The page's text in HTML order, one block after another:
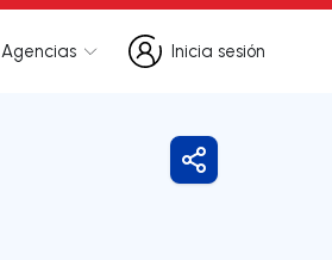
Agencias
Inicia sesión
Inicia sesión
Compartir